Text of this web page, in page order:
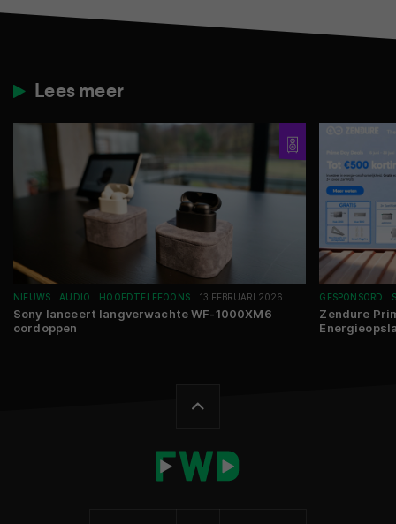
Lees meer
NIEUWS AUDIO HOOFDTELEFOONS 13 FEBRUARI 2026
Sony lanceert langverwachte WF-1000XM6
oordoppen
GESPONSORD
Zendure